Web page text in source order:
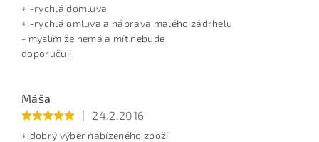
+ -rychlá domluva
+ -rychlá omluva a náprava malého zádrhelu
- myslím,že nemá a mít nebude
doporučuji
Máša
|
24.2.2016
+ dobrý výběr nabízeného zboží